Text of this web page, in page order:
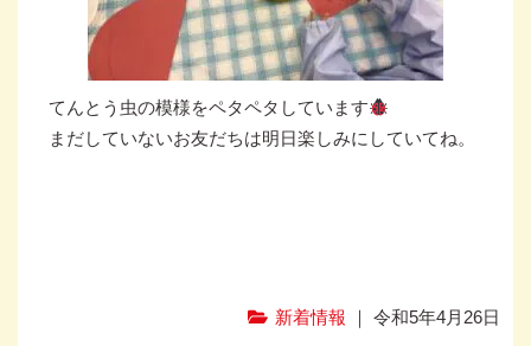
てんとう虫の模様をペタペタしています
まだしていないお友だちは明日楽しみにしていてね。
新着情報 ｜ 令和5年4月26日